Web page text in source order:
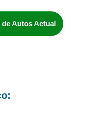
Autos Actual